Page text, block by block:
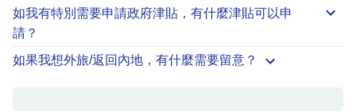
如我有特別需要申請政府津貼 ，有什麼津貼可以申
請？
如果我想外旅/返回內地，有什麼需要留意？